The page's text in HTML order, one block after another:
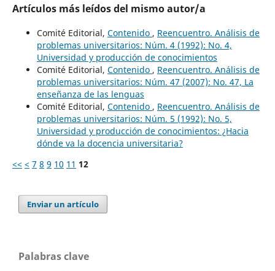
Artículos más leídos del mismo autor/a
Comité Editorial, Contenido , Reencuentro. Análisis de
problemas universitarios: Núm. 4 (1992): No. 4,
Universidad y producción de conocimientos
Comité Editorial, Contenido , Reencuentro. Análisis de
problemas universitarios: Núm. 47 (2007): No. 47, La
enseñanza de las lenguas
Comité Editorial, Contenido , Reencuentro. Análisis de
problemas universitarios: Núm. 5 (1992): No. 5,
Universidad y producción de conocimientos: ¿Hacia
dónde va la docencia universitaria?
<< < 7 8 9 10 11 12
Enviar un artículo
Palabras clave